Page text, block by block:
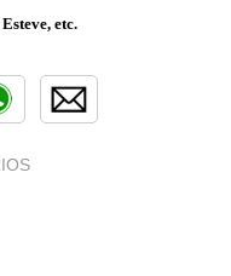
etc.